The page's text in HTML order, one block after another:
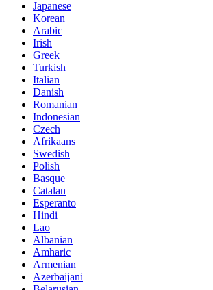
Japanese
Korean
Arabic
Irish
Greek
Turkish
Italian
Danish
Romanian
Indonesian
Czech
Afrikaans
Swedish
Polish
Basque
Catalan
Esperanto
Hindi
Lao
Albanian
Amharic
Armenian
Azerbaijani